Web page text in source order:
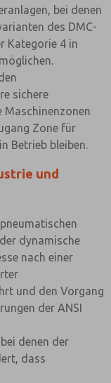
bei denen
des DMC-
Kategorie 4 in
sichere
Maschinenzonen
Zone für
Betrieb bleiben.
und
dynamische
nach einer
und den Vorgang
der ANSI
denen der
dass